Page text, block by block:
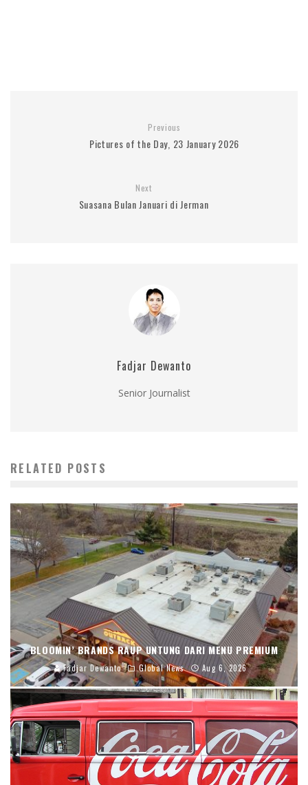
Previous
Pictures of the Day, 23 January 2026
Next
Suasana Bulan Januari di Jerman
Fadjar Dewanto
Senior Journalist
RELATED POSTS
BLOOMIN’ BRANDS RAUP UNTUNG DARI MENU PREMIUM
Fadjar Dewanto Global News Aug 6, 2026